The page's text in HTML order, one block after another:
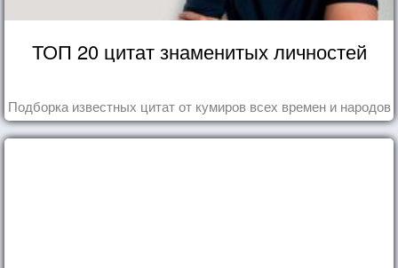
ТОП 20 цитат знаменитых личностей
Подборка известных цитат от кумиров всех времен и народов